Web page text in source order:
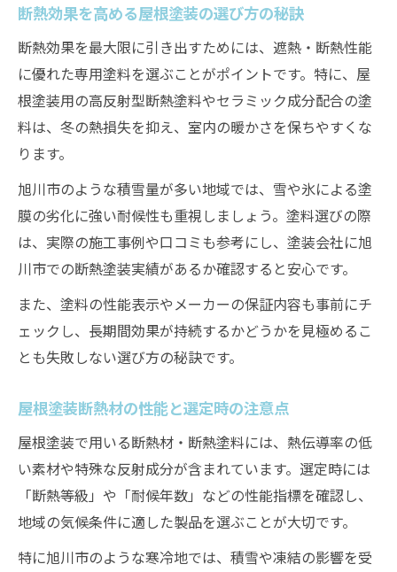
断熱効果を高める屋根塗装の選び方の秘訣
断熱効果を最大限に引き出すためには、遮熱・断熱性能
に優れた専用塗料を選ぶことがポイントです。特に、屋
根塗装用の高反射型断熱塗料やセラミック成分配合の塗
料は、冬の熱損失を抑え、室内の暖かさを保ちやすくな
ります。
旭川市のような積雪量が多い地域では、雪や氷による塗
膜の劣化に強い耐候性も重視しましょう。塗料選びの際
は、実際の施工事例や口コミも参考にし、塗装会社に旭
川市での断熱塗装実績があるか確認すると安心です。
また、塗料の性能表示やメーカーの保証内容も事前にチ
ェックし、長期間効果が持続するかどうかを見極めるこ
とも失敗しない選び方の秘訣です。
屋根塗装断熱材の性能と選定時の注意点
屋根塗装で用いる断熱材・断熱塗料には、熱伝導率の低
い素材や特殊な反射成分が含まれています。選定時には
「断熱等級」や「耐候年数」などの性能指標を確認し、
地域の気候条件に適した製品を選ぶことが大切です。
特に旭川市のような寒冷地では、積雪や凍結の影響を受